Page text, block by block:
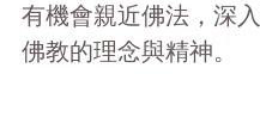
有機會親近佛法，深
佛教的理念與精神。